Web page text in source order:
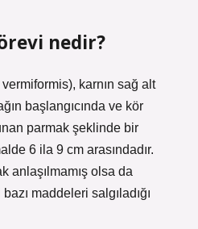
nedir?
karnın sağ alt
başlangıcında ve kör
parmak şeklinde bir
6 ila 9 cm arasındadır.
anlaşılmamış olsa da
maddeleri salgıladığı